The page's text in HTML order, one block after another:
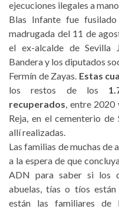
ejecuciones ilegales a
Blas Infante fue
madrugada del 11 de
el ex-alcalde de Sevilla
Bandera y los diputados
Fermín de Zayas. Estas
los restos de los
recuperados , entre
Reja, en el cementerio de
allí realizadas.
Las familias de muchas de
a la espera de que
ADN para saber si los
abuelas, tías o tíos
están las familiares de